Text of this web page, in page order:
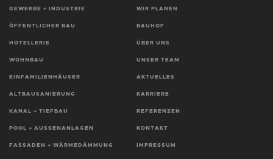
GEWERBE + INDUSTRIE
ÖFFENTLICHER BAU
HOTELLERIE
WOHNBAU
EINFAMILIENHÄUSER
ALTBAUSANIERUNG
KANAL + TIEFBAU
POOL + AUSSENANLAGEN
FASSADEN + WÄRMEDÄMMUNG
WIR PLANEN
BAUHOF
ÜBER UNS
UNSER TEAM
AKTUELLES
KARRIERE
REFERENZEN
KONTAKT
IMPRESSUM